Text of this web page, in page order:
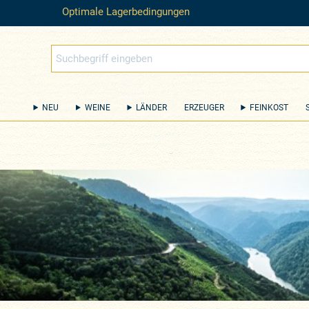
Optimale Lagerbedingungen
NEU WEINE LÄNDER ERZEUGER FEINKOST